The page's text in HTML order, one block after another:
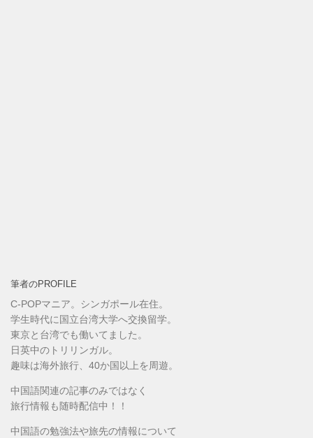
筆者のPROFILE
C-POPマニア。シンガポール在住。
学生時代に国立台湾大学へ交換留学。
東京と台湾でも働いてました。
日英中のトリリンガル。
趣味は海外旅行、40か国以上を周遊。
中国語関連の記事のみではなく
旅行情報も随時配信中！！
中国語の勉強法や旅先の情報について